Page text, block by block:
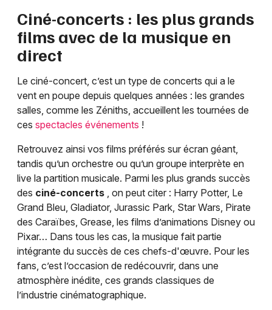
Ciné-concerts : les plus grands
films avec de la musique en
direct
Le ciné-concert, c’est un type de concerts qui a le
vent en poupe depuis quelques années : les grandes
salles, comme les Zéniths, accueillent les tournées de
ces spectacles événements !
Retrouvez ainsi vos films préférés sur écran géant,
tandis qu’un orchestre ou qu’un groupe interprète en
live la partition musicale. Parmi les plus grands succès
des ciné-concerts , on peut citer : Harry Potter, Le
Grand Bleu, Gladiator, Jurassic Park, Star Wars, Pirate
des Caraïbes, Grease, les films d’animations Disney ou
Pixar… Dans tous les cas, la musique fait partie
intégrante du succès de ces chefs-d'œuvre. Pour les
fans, c’est l’occasion de redécouvrir, dans une
atmosphère inédite, ces grands classiques de
l’industrie cinématographique.